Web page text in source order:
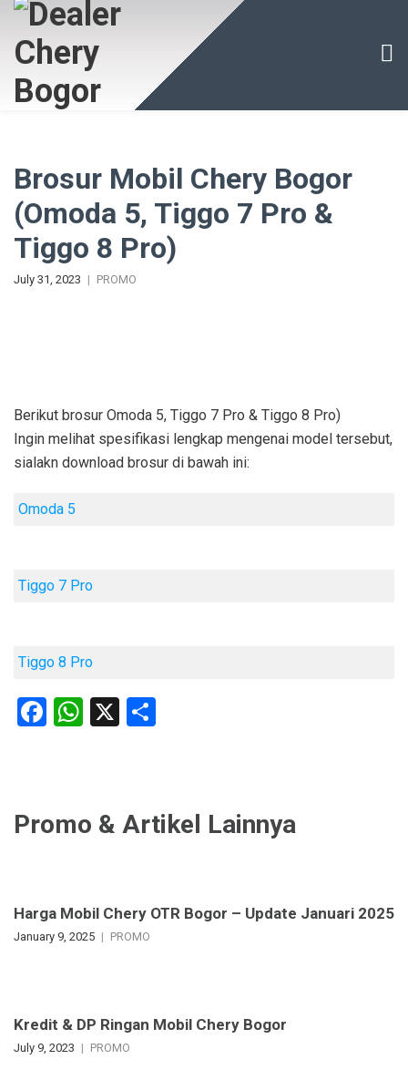
Brosur Mobil Chery Bogor
(Omoda 5, Tiggo 7 Pro &
Tiggo 8 Pro)
July 31, 2023 PROMO
Berikut brosur Omoda 5, Tiggo 7 Pro & Tiggo 8 Pro)
Ingin melihat spesifikasi lengkap mengenai model tersebut,
sialakn download brosur di bawah ini:
Omoda 5
Tiggo 7 Pro
Tiggo 8 Pro
Facebook
WhatsApp
X
Promo & Artikel Lainnya
Harga Mobil Chery OTR Bogor – Update Januari 2025
January 9, 2025 PROMO
Kredit & DP Ringan Mobil Chery Bogor
July 9, 2023 PROMO